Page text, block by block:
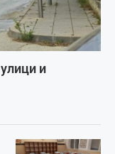
и